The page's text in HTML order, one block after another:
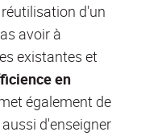
d'un
avoir à
existantes et
en
également de
d'enseigner